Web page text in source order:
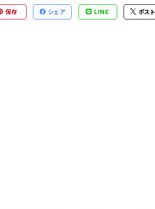
保存 シェア LINE ポスト